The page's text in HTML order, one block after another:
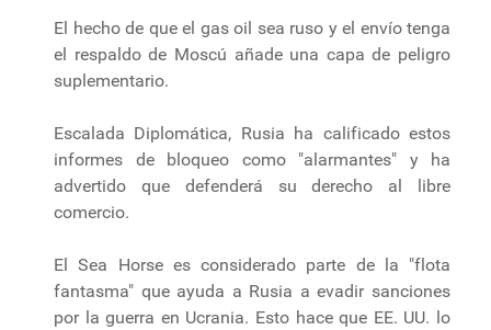
El hecho de que el gas oil sea ruso y el envío tenga
el respaldo de Moscú añade una capa de peligro
suplementario.
Escalada Diplomática, Rusia ha calificado estos
informes de bloqueo como "alarmantes" y ha
advertido que defenderá su derecho al libre
comercio.
El Sea Horse es considerado parte de la "flota
fantasma" que ayuda a Rusia a evadir sanciones
por la guerra en Ucrania. Esto hace que EE. UU. lo